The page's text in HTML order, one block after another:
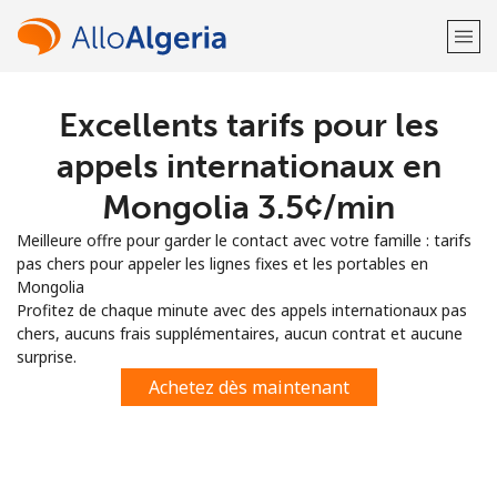
Bienvenue!
Vous avez déjà un compte?
S'enregistrer avec
ou
Excellents tarifs pour les
appels internationaux en
Mongolia ⁦3.5¢⁩/min
Meilleure offre pour garder le contact avec votre famille : tarifs
pas chers pour appeler les lignes fixes et les portables en
Mongolia
Profitez de chaque minute avec des appels internationaux pas
chers, aucuns frais supplémentaires, aucun contrat et aucune
surprise.
Achetez dès maintenant